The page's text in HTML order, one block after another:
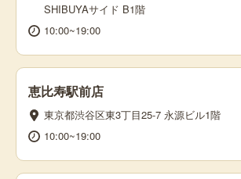
SHIBUYAサイド B1階
10:00~19:00
恵比寿駅前店
東京都渋谷区東3丁目25-7 永源ビル1階
10:00~19:00